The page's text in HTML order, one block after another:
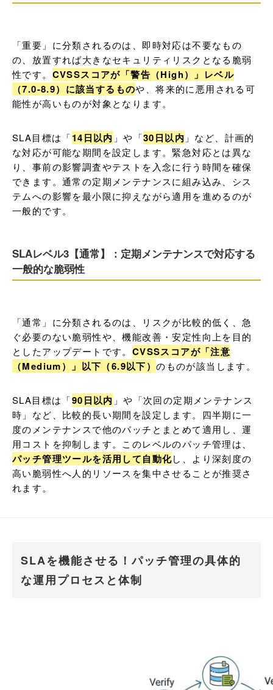
「重要」に分類されるのは、即時対応は不要なもの
の、放置すれば大きなセキュリティリスクとなる脆弱
性です。 CVSSスコアが「警告（High）」レベル
（7.0-8.9）に該当するものや、将来的に悪用される可
能性が高いものが対象となります。
SLA目標は「14日以内 」や「30日以内 」など、計画的
な対応が可能な期間を設定します。緊急対応とは異な
り、事前の影響調査やテストを入念に行う時間を確保
できます。通常の定期メンテナンスに組み込み、シス
テムへの影響を最小限に抑えながら適用を進めるのが
一般的です。
SLAレベル3【通常】：定期メンテナンスで対応する
一般的な脆弱性
「通常」に分類されるのは、リスクが比較的低く、急
ぐ必要のない脆弱性や、機能改善・安定性向上を目的
としたアップデートです。 CVSSスコアが「注意
（Medium）」以下（6.9以下）のものが該当します。
SLA目標は「90日以内 」や「次回の定期メンテナンス
時」など、比較的長い期間を設定します。四半期に一
度のメンテナンスで他のパッチとまとめて適用し、運
用コストを抑制します。このレベルのパッチ管理は、
パッチ管理ツールを活用して自動化し、より深刻度の
高い脆弱性へ人的リソースを集中させることが推奨さ
れます。
SLAを機能させる！パッチ管理の具体的
な運用プロセスと体制